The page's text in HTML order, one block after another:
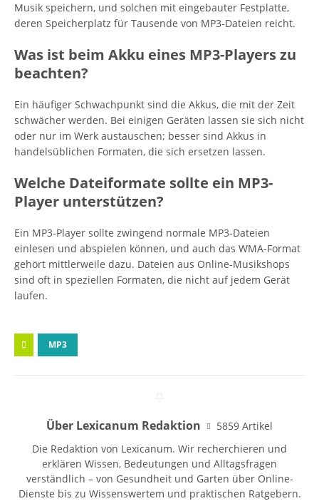
Musik speichern, und solchen mit eingebauter Festplatte,
deren Speicherplatz für Tausende von MP3-Dateien reicht.
Was ist beim Akku eines MP3-Players zu
beachten?
Ein häufiger Schwachpunkt sind die Akkus, die mit der Zeit
schwächer werden. Bei einigen Geräten lassen sie sich nicht
oder nur im Werk austauschen; besser sind Akkus in
handelsüblichen Formaten, die sich ersetzen lassen.
Welche Dateiformate sollte ein MP3-
Player unterstützen?
Ein MP3-Player sollte zwingend normale MP3-Dateien
einlesen und abspielen können, und auch das WMA-Format
gehört mittlerweile dazu. Dateien aus Online-Musikshops
sind oft in speziellen Formaten, die nicht auf jedem Gerät
laufen.
MP3
Über Lexicanum Redaktion
5859 Artikel
Die Redaktion von Lexicanum. Wir recherchieren und
erklären Wissen, Bedeutungen und Alltagsfragen
verständlich – von Gesundheit und Garten über Online-
Dienste bis zu Wissenswertem und praktischen Ratgebern.